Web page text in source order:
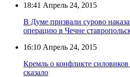
18:41 Апрель 24, 2015
В Думе призвали сурово
операцию в Чечне
16:10 Апрель 24, 2015
Кремль о конфликте
сказало